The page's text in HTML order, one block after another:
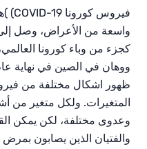
فيروس كورونا COVID-19)
كجزء من وباء كورونا
ظهور اشكال مختلفة من
المتغيرات. ولكل متغير
وعدوى مختلفة، لكن يمكن
والفتيان الذين يصابون